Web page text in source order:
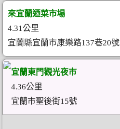
來宜蘭迺菜市場
4.31公里
宜蘭縣宜蘭市康樂路137巷20號
宜蘭東門觀光夜市
4.36公里
宜蘭市聖後街15號